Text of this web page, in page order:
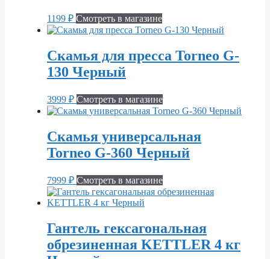
1199 ₽ Смотреть в магазине
Скамья для пресса Torneo G-
130 Черный
3999 ₽ Смотреть в магазине
Скамья универсальная
Torneo G-360 Черный
7999 ₽ Смотреть в магазине
Гантель гексагональная
обрезиненная KETTLER 4 кг